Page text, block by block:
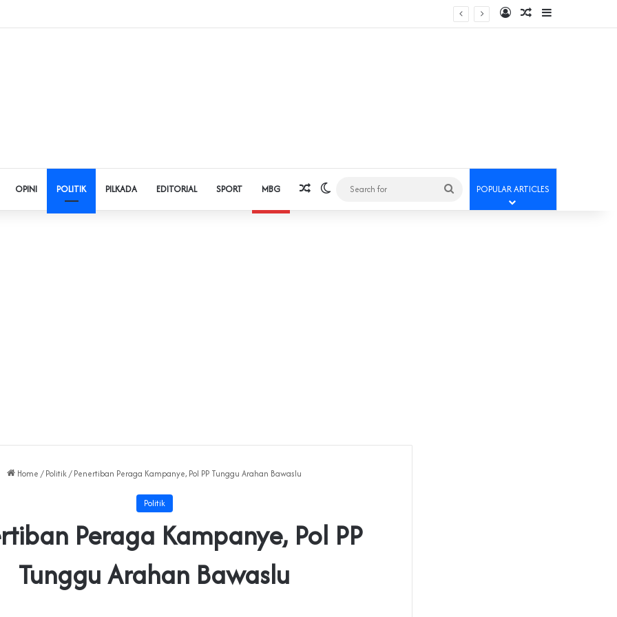
Log InRandom Article
Sidebar
OPINI POLITIK PILKADA EDITORIAL SPORT MBG Random Article
Switch skin
Search
for
POPULAR ARTICLES
Home / Politik/ Penertiban Peraga Kampanye, Pol PP Tunggu Arahan Bawaslu
Politik
Peraga Kampanye, Pol PP
Tunggu Arahan Bawaslu